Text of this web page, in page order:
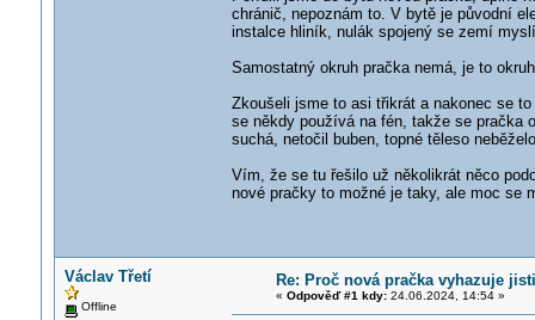
chránič, nepoznám to. V bytě je původní
instalce hliník, nulák spojený se zemí
Samostatný okruh pračka nemá, je to
Zkoušeli jsme to asi třikrát a nakonec se
se někdy používá na fén, takže se pračka
suchá, netočil buben, topné těleso
Vím, že se tu řešilo už několikrát něco
nové pračky to možné je taky, ale moc se
Václav Třetí
Offline
Re: Proč nová pračka vyhazuje
« Odpověď #1 kdy:24.06.2024, 14:54 »